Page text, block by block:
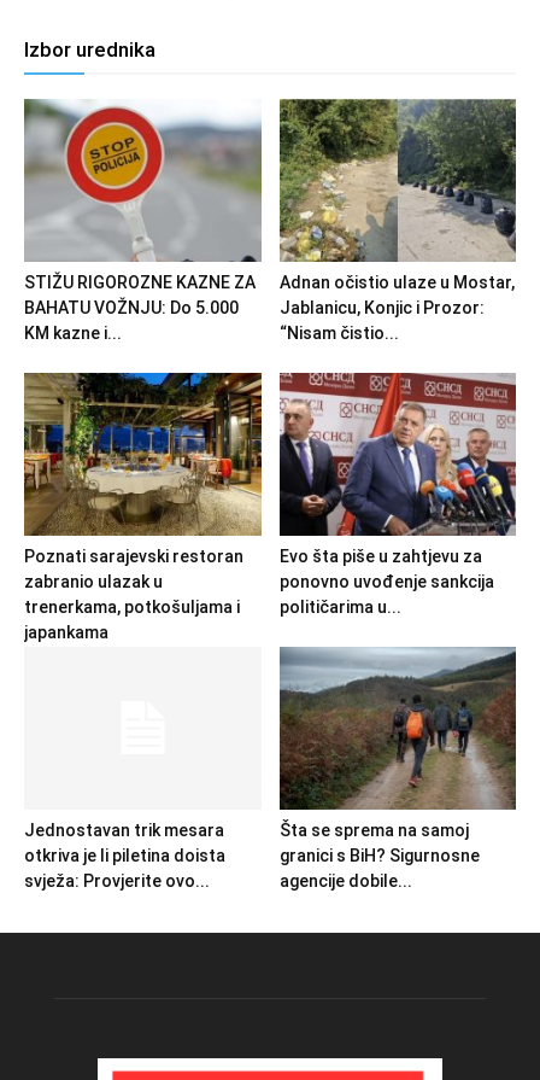
Izbor urednika
STIŽU RIGOROZNE KAZNE ZA
BAHATU VOŽNJU: Do 5.000
KM kazne i...
Adnan očistio ulaze u Mostar,
Jablanicu, Konjic i Prozor:
“Nisam čistio...
Poznati sarajevski restoran
zabranio ulazak u
trenerkama, potkošuljama i
japankama
Evo šta piše u zahtjevu za
ponovno uvođenje sankcija
političarima u...
Jednostavan trik mesara
otkriva je li piletina doista
svježa: Provjerite ovo...
Šta se sprema na samoj
granici s BiH? Sigurnosne
agencije dobile...